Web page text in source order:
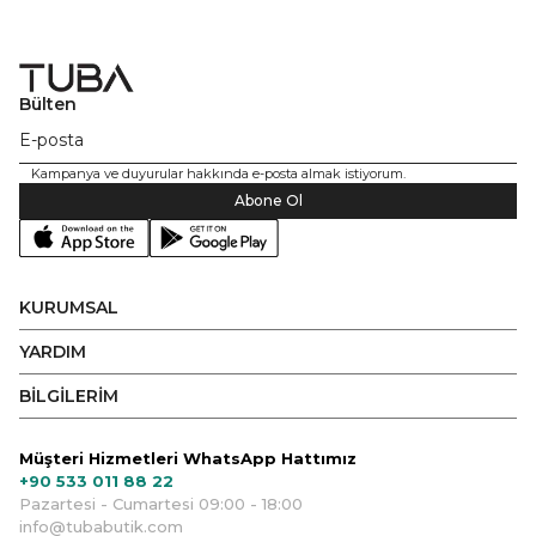
Bülten
Kampanya ve duyurular hakkında e-posta almak istiyorum.
Abone Ol
KURUMSAL
YARDIM
BİLGİLERİM
Müşteri Hizmetleri WhatsApp Hattımız
+90 533 011 88 22
Pazartesi - Cumartesi 09:00 - 18:00
info@tubabutik.com